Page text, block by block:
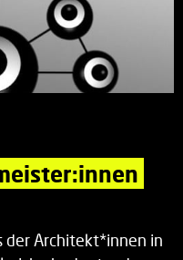
der Architekt*innen in